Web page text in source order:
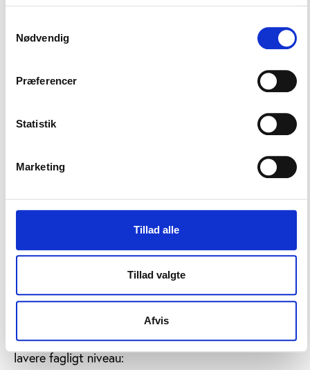
Nødvendig
Præferencer
Statistik
Marketing
Tillad alle
Tillad valgte
Afvis
fitnesscentre ja til, at der er mangel på veluddannet
Sekretariatschef for den nystiftede brancheforening
Christoffer Susé, er derfor glad for den nye
uddannelse.
"Fitnessbranchen har i den grad behov for
flere veluddannet instruktørpersonale og en
faglige niveau i landet fitnesscentre kan øges til
glæde for såvel medlemmer og branchen," siger han
til Idan.dk.
Samtidig understreger han, at DFHO stadig vil
arbejde for, at den kommende uddannelse bliver
suppleret med en række andre uddannelser på et
lavere fagligt niveau: